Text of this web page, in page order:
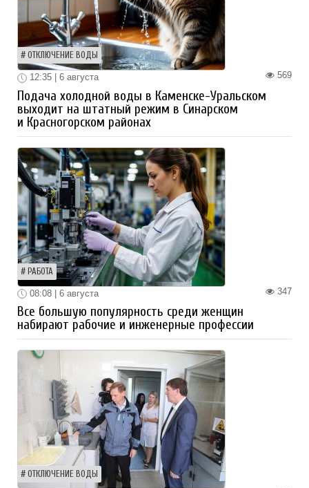
ОТКЛЮЧЕНИЕ ВОДЫ
569
12:35 | 6 августа
Подача холодной воды в Каменске-Уральском
выходит на штатный режим в Синарском
и Красногорском районах
РАБОТА
347
08:08 | 6 августа
Все большую популярность среди женщин
набирают рабочие и инженерные профессии
ОТКЛЮЧЕНИЕ ВОДЫ